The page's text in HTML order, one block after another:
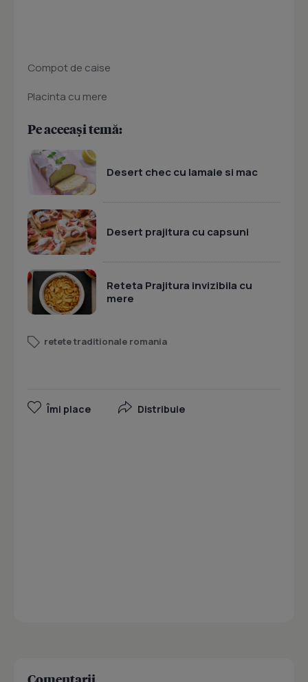
Compot de caise
Placinta cu mere
Pe aceeași temă:
Desert chec cu lamaie si mac
Desert prajitura cu capsuni
Reteta Prajitura invizibila cu
mere
retete traditionale romania
Îmi place Distribuie